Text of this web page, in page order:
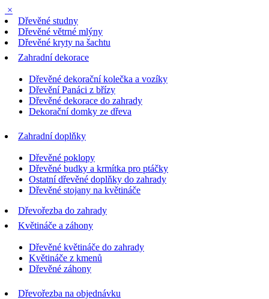
×
Dřevěné studny
Dřevěné větrné mlýny
Dřevěné kryty na šachtu
Zahradní dekorace
Dřevěné dekorační kolečka a vozíky
Dřevění Panáci z břízy
Dřevěné dekorace do zahrady
Dekorační domky ze dřeva
Zahradní doplňky
Dřevěné poklopy
Dřevěné budky a krmítka pro ptáčky
Ostatní dřevěné doplňky do zahrady
Dřevěné stojany na květináče
Dřevořezba do zahrady
Květináče a záhony
Dřevěné květináče do zahrady
Květináče z kmenů
Dřevěné záhony
Dřevořezba na objednávku